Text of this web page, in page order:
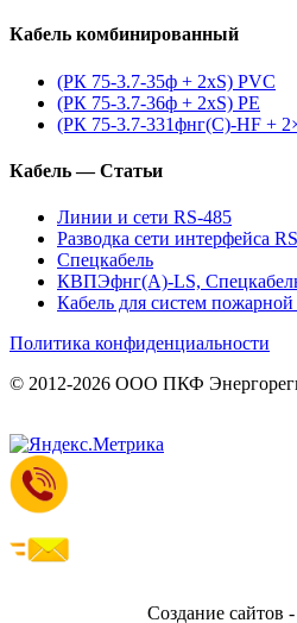
Кабель комбинированный
(РК 75-3.7-35ф + 2xS) PVC
(РК 75-3.7-36ф + 2xS) PE
(РК 75-3.7-331фнг(С)-HF +
Кабель — Статьи
Линии и сети RS-485
Разводка сети интерфейса
Спецкабель
КВПЭфнг(А)-LS,
Кабель для систем
Политика конфиденциальности
© 2012-2026 ООО ПКФ
Создание сайтов